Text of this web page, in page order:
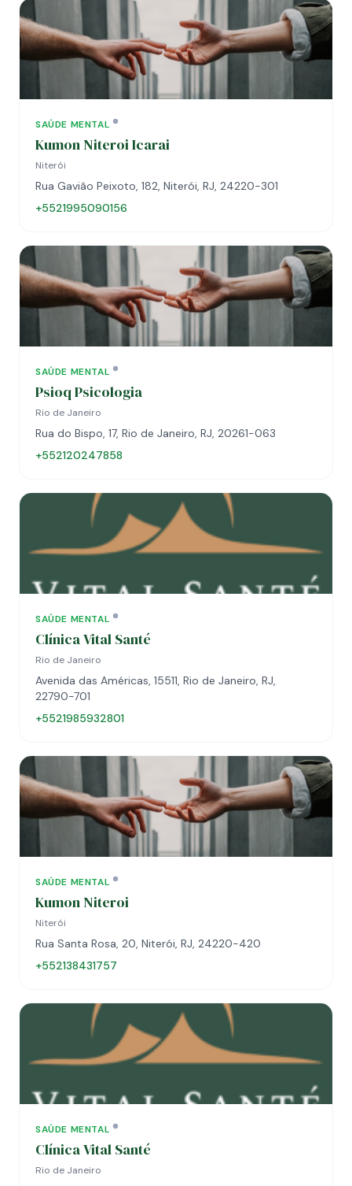
SAÚDE MENTAL
Kumon Niteroi Icarai
Niterói
Rua Gavião Peixoto, 182, Niterói, RJ, 24220-301
+5521995090156
SAÚDE MENTAL
Psioq Psicologia
Rio de Janeiro
Rua do Bispo, 17, Rio de Janeiro, RJ, 20261-063
+552120247858
SAÚDE MENTAL
Clínica Vital Santé
Rio de Janeiro
Avenida das Américas, 15511, Rio de Janeiro, RJ,
22790-701
+5521985932801
SAÚDE MENTAL
Kumon Niteroi
Niterói
Rua Santa Rosa, 20, Niterói, RJ, 24220-420
+552138431757
SAÚDE MENTAL
Clínica Vital Santé
Rio de Janeiro